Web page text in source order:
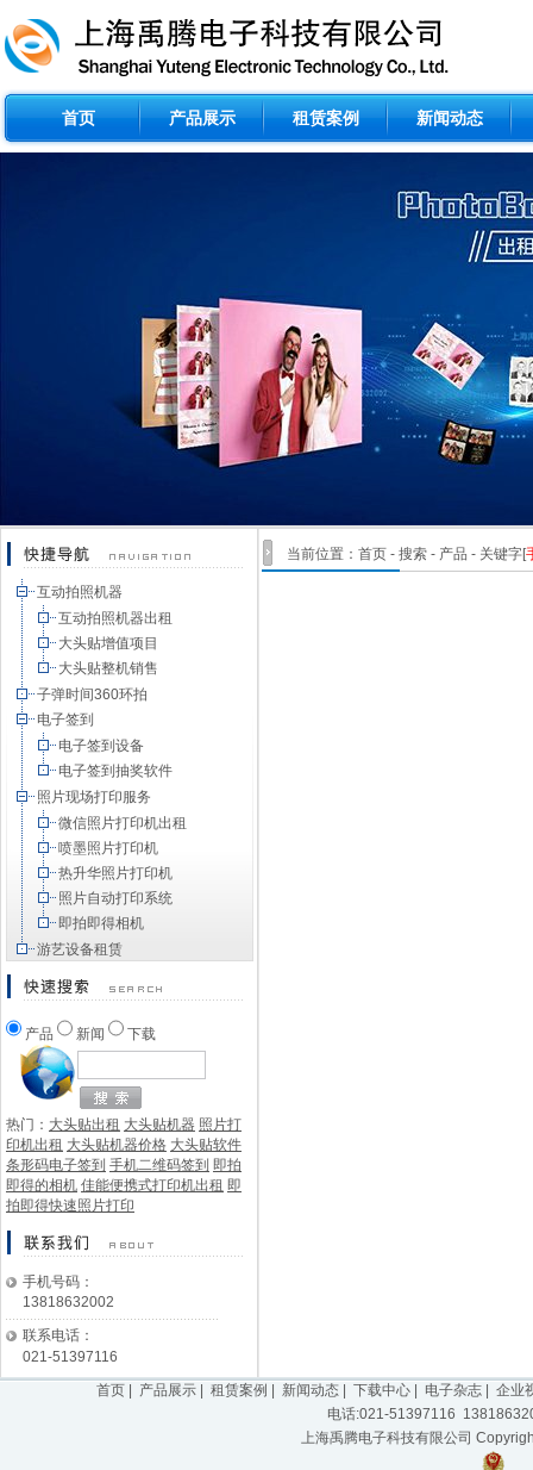
首页 产品展示 租赁案例 新闻动态
互动拍照机器
互动拍照机器出租
大头贴增值项目
大头贴整机销售
子弹时间360环拍
电子签到
电子签到设备
电子签到抽奖软件
照片现场打印服务
微信照片打印机出租
喷墨照片打印机
热升华照片打印机
照片自动打印系统
即拍即得相机
游艺设备租赁
产品 新闻 下载
热门： 大头贴出租 大头贴机器 照片打
印机出租 大头贴机器价格 大头贴软件
条形码电子签到 手机二维码签到 即拍
即得的相机 佳能便携式打印机出租 即
拍即得快速照片打印
手机号码：
13818632002
联系电话：
021-51397116
当前位置： 首页 - 搜索 - 产品 - 关键字[
首页 产品展示 租赁案例 新闻动态 下载中心 电子杂志
企业
电话:021-51397116
上海禹腾电子科技有限公司